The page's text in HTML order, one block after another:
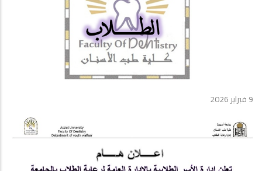
9 فبراير 2026